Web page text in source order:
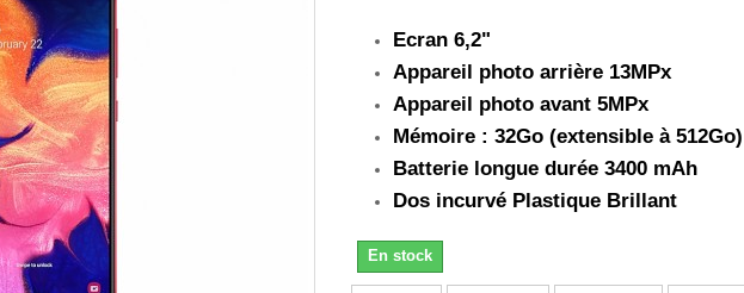
Ecran 6,2"
Appareil photo arrière 13MPx
Appareil photo avant 5MPx
Mémoire : 32Go (extensible à 512Go)
Batterie longue durée 3400 mAh
Dos incurvé Plastique Brillant
En stock